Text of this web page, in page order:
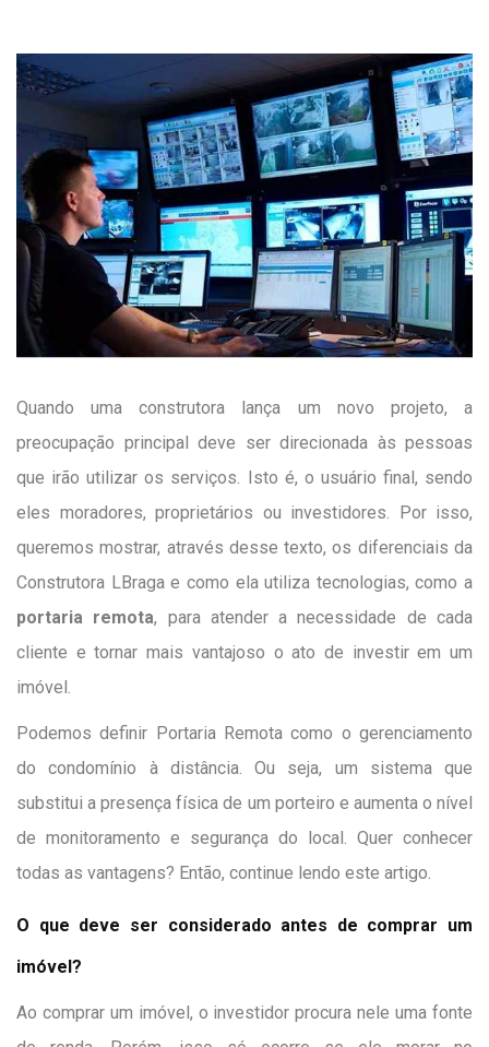
Quando uma construtora lança um novo projeto, a
preocupação principal deve ser direcionada às pessoas
que irão utilizar os serviços. Isto é, o usuário final, sendo
eles moradores, proprietários ou investidores. Por isso,
queremos mostrar, através desse texto, os diferenciais da
Construtora LBraga e como ela utiliza tecnologias, como a
portaria remota, para atender a necessidade de cada
cliente e tornar mais vantajoso o ato de investir em um
imóvel.
Podemos definir Portaria Remota como o gerenciamento
do condomínio à distância. Ou seja, um sistema que
substitui a presença física de um porteiro e aumenta o nível
de monitoramento e segurança do local. Quer conhecer
todas as vantagens? Então, continue lendo este artigo.
O que deve ser considerado antes de comprar um
imóvel?
Ao comprar um imóvel, o investidor procura nele uma fonte